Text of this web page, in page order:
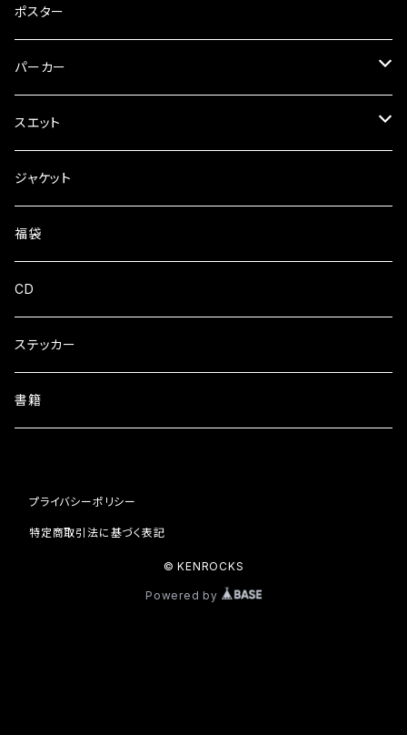
ポスター
パーカー
プルオーバー
zipパーカー
スエット
パンツ
フーディ
クルーネック
ZIPパーカー
ジャケット
福袋
CD
ステッカー
書籍
プライバシーポリシー
特定商取引法に基づく表記
© KENROCKS
Powered by